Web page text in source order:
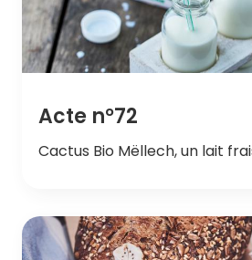
Acte n°72
Cactus Bio Mëllech, un lait